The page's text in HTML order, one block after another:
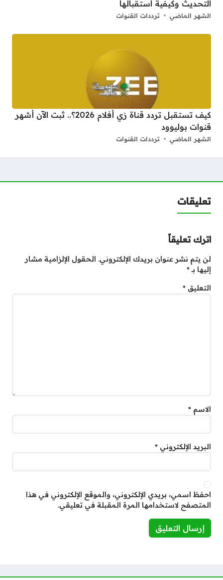
التحديث وكيفية استقبالها
الشهر الماضي ترددات القنوات
كيف تستقبل تردد قناة زي أفلام 2026؟.. ثبت الآن أشهر
قنوات بوليوود
الشهر الماضي ترددات القنوات
تعليقات
اترك تعليقاً
لن يتم نشر عنوان بريدك الإلكتروني. الحقول الإلزامية مشار
إليها بـ*
التعليق *
الاسم *
البريد الإلكتروني *
احفظ اسمي، بريدي الإلكتروني، والموقع الإلكتروني في هذا
المتصفح لاستخدامها المرة المقبلة في تعليقي.